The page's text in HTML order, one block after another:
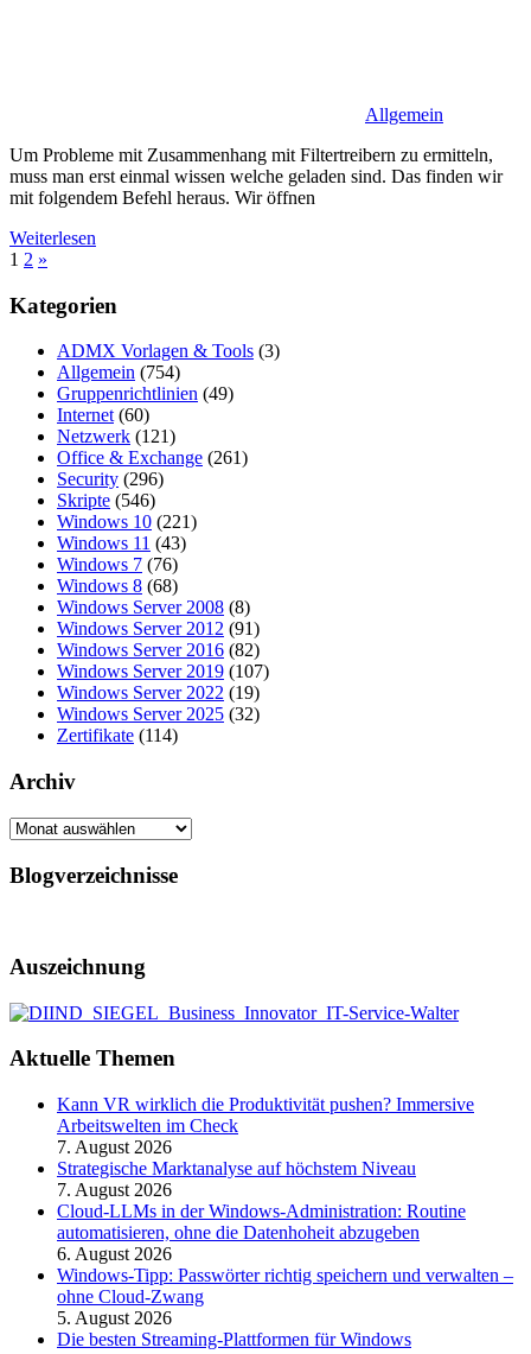
Allgemein
Um Probleme mit Zusammenhang mit Filtertreibern zu ermitteln,
muss man erst einmal wissen welche geladen sind. Das finden wir
mit folgendem Befehl heraus. Wir öffnen
Weiterlesen
Seitennummerierung
der
Beiträge
1 2 Nächste
»
Kategorien
ADMX Vorlagen & Tools (3)
Allgemein (754)
Gruppenrichtlinien (49)
Internet (60)
Netzwerk (121)
Office & Exchange (261)
Security (296)
Skripte (546)
Windows 10 (221)
Windows 11 (43)
Windows 7 (76)
Windows 8 (68)
Windows Server 2008 (8)
Windows Server 2012 (91)
Windows Server 2016 (82)
Windows Server 2019 (107)
Windows Server 2022 (19)
Windows Server 2025 (32)
Zertifikate (114)
Archiv
Archiv
Blogverzeichnisse
Auszeichnung
Aktuelle Themen
Kann VR wirklich die Produktivität pushen? Immersive
Arbeitswelten im Check
7. August 2026
Strategische Marktanalyse auf höchstem Niveau
7. August 2026
Cloud-LLMs in der Windows-Administration: Routine
automatisieren, ohne die Datenhoheit abzugeben
6. August 2026
Windows-Tipp: Passwörter richtig speichern und verwalten –
ohne Cloud-Zwang
5. August 2026
Die besten Streaming-Plattformen für Windows